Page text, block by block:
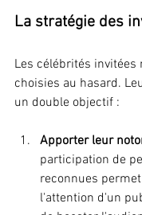
La stratégie des
Les célébrités invitées
choisies au hasard.
un double objectif :
Apporter leur
participation de
reconnues
l'attention d'un